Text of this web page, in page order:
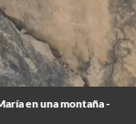
en una montaña -